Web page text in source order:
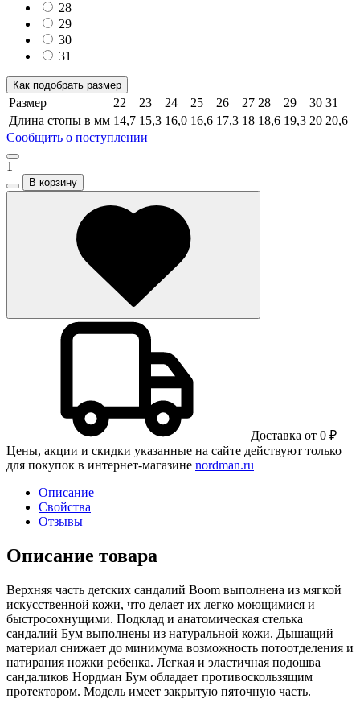
28
29
30
31
Как подобрать размер
Размер 22 23 24 25 26 27 28 29 30 31
Длина стопы в мм 14,7 15,3 16,0 16,6 17,3 18 18,6 19,3 20 20,6
Сообщить о поступлении
1
В корзину
Доставка от 0 ₽
Цены, акции и скидки указанные на сайте действуют только
для покупок в интернет-магазине nordman.ru
Описание
Свойства
Отзывы
Описание товара
Верхняя часть детских сандалий Boom выполнена из мягкой
искусственной кожи, что делает их легко моющимися и
быстросохнущими. Подклад и анатомическая стелька
сандалий Бум выполнены из натуральной кожи. Дышащий
материал снижает до минимума возможность потоотделения и
натирания ножки ребенка. Легкая и эластичная подошва
сандаликов Нордман Бум обладает противоскользящим
протектором. Модель имеет закрытую пяточную часть.